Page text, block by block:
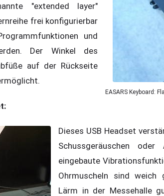
EASARS Keyboard:
"extended layer"
frei konfigurierbar
und
Der Winkel des
auf der Rückseite
Dieses USB Headset
Schussgeräuschen
eingebaute
Ohrmuscheln sind
Lärm in der Messehalle